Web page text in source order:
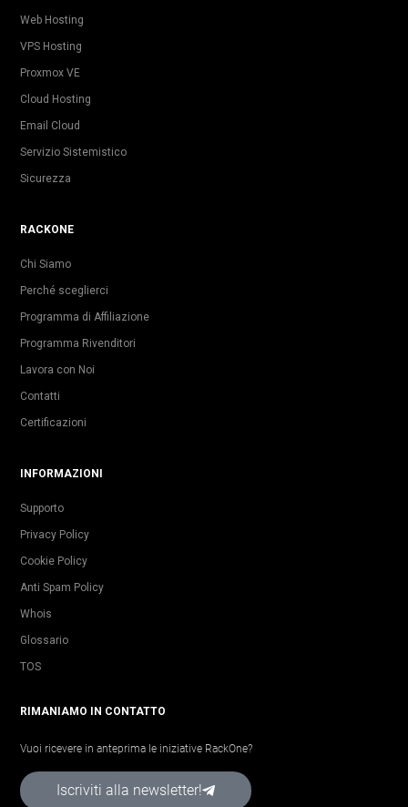
Web Hosting
VPS Hosting
Proxmox VE
Cloud Hosting
Email Cloud
Servizio Sistemistico
Sicurezza
RACKONE
Chi Siamo
Perché sceglierci
Programma di Affiliazione
Programma Rivenditori
Lavora con Noi
Contatti
Certificazioni
INFORMAZIONI
Supporto
Privacy Policy
Cookie Policy
Anti Spam Policy
Whois
Glossario
TOS
RIMANIAMO IN CONTATTO
Vuoi ricevere in anteprima le iniziative RackOne?
Iscriviti alla newsletter!